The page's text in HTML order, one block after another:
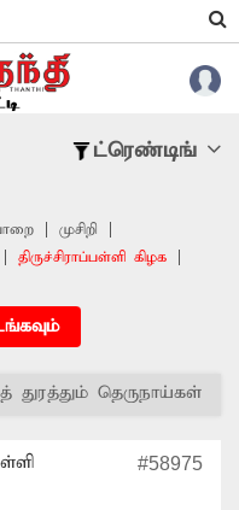
ட்ரெண்டிங்
முசிறி
திருச்சிராப்பள்ளி கிழக
துரத்தும் தெருநாய்கள்
#58975